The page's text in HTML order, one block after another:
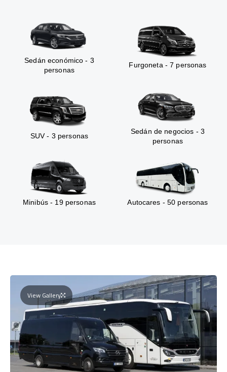
Sedán económico - 3
personas
Furgoneta - 7 personas
SUV - 3 personas
Sedán de negocios - 3
personas
Minibús - 19 personas Autocares - 50 personas
View Gallery